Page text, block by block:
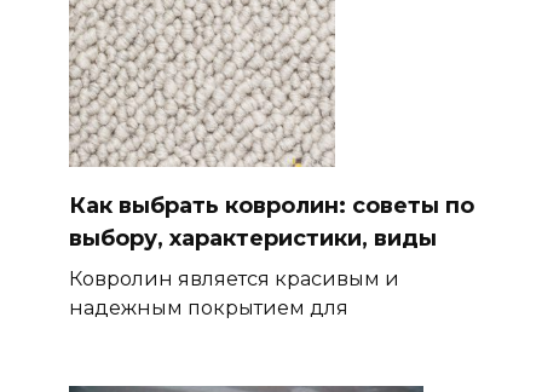
Как выбрать ковролин: советы по
выбору, характеристики, виды
Ковролин является красивым и
надежным покрытием для